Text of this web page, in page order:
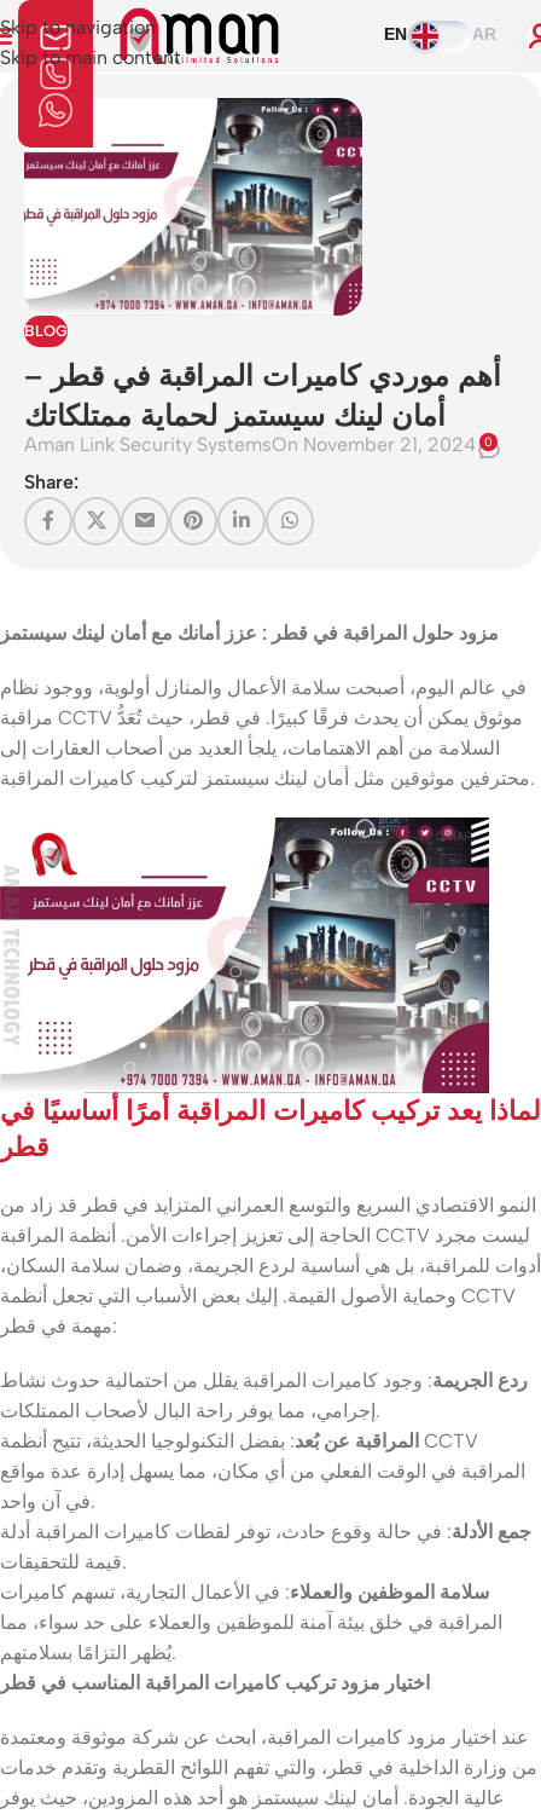
Skip to navigation
Skip to main content
EN AR
BLOG
أهم موردي كاميرات المراقبة في قطر –
أمان لينك سيستمز لحماية ممتلكاتك
Aman Link Security SystemsOn November 21, 2024 0
Share:
مزود حلول المراقبة في قطر : عزز أمانك مع أمان لينك سيستمز
في عالم اليوم، أصبحت سلامة الأعمال والمنازل أولوية، ووجود نظام
مراقبة CCTV موثوق يمكن أن يحدث فرقًا كبيرًا. في قطر، حيث تُعَدُّ
السلامة من أهم الاهتمامات، يلجأ العديد من أصحاب العقارات إلى
محترفين موثوقين مثل أمان لينك سيستمز لتركيب كاميرات المراقبة.
لماذا يعد تركيب كاميرات المراقبة أمرًا أساسيًا في
قطر
النمو الاقتصادي السريع والتوسع العمراني المتزايد في قطر قد زاد من
الحاجة إلى تعزيز إجراءات الأمن. أنظمة المراقبة CCTV ليست مجرد
أدوات للمراقبة، بل هي أساسية لردع الجريمة، وضمان سلامة السكان،
وحماية الأصول القيمة. إليك بعض الأسباب التي تجعل أنظمة CCTV
مهمة في قطر:
ردع الجريمة: وجود كاميرات المراقبة يقلل من احتمالية حدوث نشاط
إجرامي، مما يوفر راحة البال لأصحاب الممتلكات.
المراقبة عن بُعد: بفضل التكنولوجيا الحديثة، تتيح أنظمة CCTV
المراقبة في الوقت الفعلي من أي مكان، مما يسهل إدارة عدة مواقع
في آن واحد.
جمع الأدلة: في حالة وقوع حادث، توفر لقطات كاميرات المراقبة أدلة
قيمة للتحقيقات.
سلامة الموظفين والعملاء: في الأعمال التجارية، تسهم كاميرات
المراقبة في خلق بيئة آمنة للموظفين والعملاء على حد سواء، مما
يُظهر التزامًا بسلامتهم.
اختيار مزود تركيب كاميرات المراقبة المناسب في قطر
عند اختيار مزود كاميرات المراقبة، ابحث عن شركة موثوقة ومعتمدة
من وزارة الداخلية في قطر، والتي تفهم اللوائح القطرية وتقدم خدمات
عالية الجودة. أمان لينك سيستمز هو أحد هذه المزودين، حيث يوفر